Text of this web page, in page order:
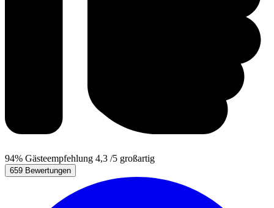
94% Gästeempfehlung 4,3 /5 großartig
659 Bewertungen